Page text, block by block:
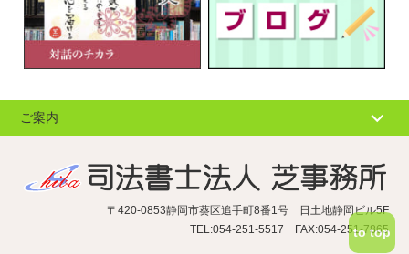
ご案内
サイトマップ
〒420-0853静岡市葵区追手町8番1号 日土地静岡ビル5F
TEL:054-251-5517 FAX:054-251-7865
to top